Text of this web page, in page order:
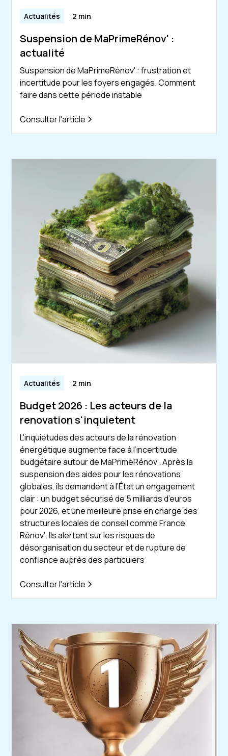
Actualités 2 min
Suspension de MaPrimeRénov' :
actualité
Suspension de MaPrimeRénov' : frustration et
incertitude pour les foyers engagés. Comment
faire dans cette période instable
Consulter l'article
Actualités 2 min
Budget 2026 : Les acteurs de la
renovation s'inquietent
L'inquiétudes des acteurs de la rénovation
énergétique augmente face à l’incertitude
budgétaire autour de MaPrimeRénov’. Après la
suspension des aides pour les rénovations
globales, ils demandent à l’État un engagement
clair : un budget sécurisé de 5 milliards d’euros
pour 2026, et une meilleure prise en charge des
structures locales de conseil comme France
Rénov’. Ils alertent sur les risques de
désorganisation du secteur et de rupture de
confiance auprès des particuiers
Consulter l'article